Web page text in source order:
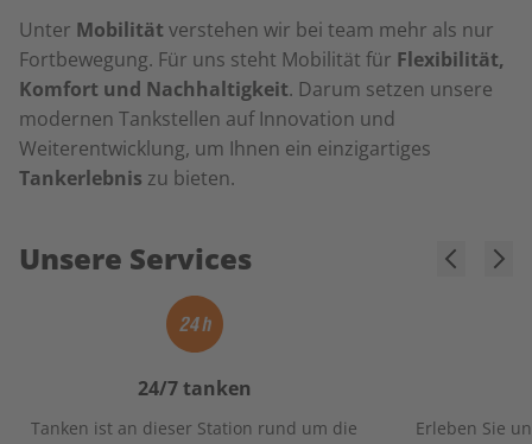
Unter Mobilitätverstehen wir bei team mehr als nur
Fortbewegung. Für uns steht Mobilität für Flexibilität,
Komfort und Nachhaltigkeit. Darum setzen unsere
modernen Tankstellen auf Innovation und
Weiterentwicklung, um Ihnen ein einzigartiges
Tankerlebnis zu bieten.
Unsere Services
24/7 tanken
Tanken ist an dieser Station rund um die
Erleben Sie